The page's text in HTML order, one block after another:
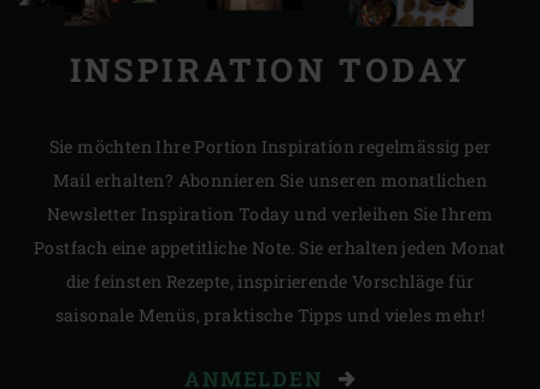
INSPIRATION TODAY
Sie möchten Ihre Portion Inspiration regelmässig per
Mail erhalten? Abonnieren Sie unseren monatlichen
Newsletter Inspiration Today und verleihen Sie Ihrem
Postfach eine appetitliche Note. Sie erhalten jeden Monat
die feinsten Rezepte, inspirierende Vorschläge für
saisonale Menüs, praktische Tipps und vieles mehr!
ANMELDEN